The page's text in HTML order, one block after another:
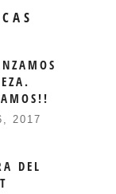
2017
DEL